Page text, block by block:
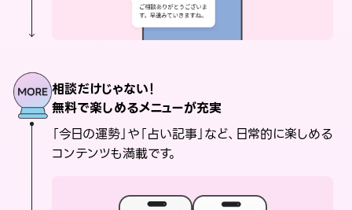
相談だけじゃない！
無料で楽しめるメニューが充実
「今日の運勢」や「占い記事」など、日常的に楽しめる
コンテンツも満載です。